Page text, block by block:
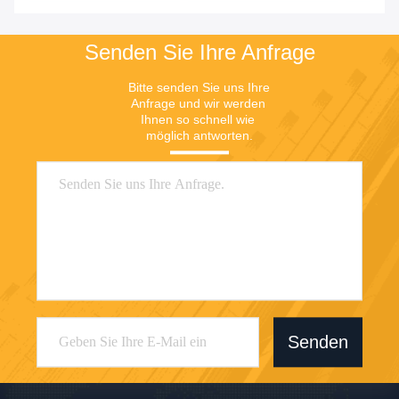
Senden Sie Ihre Anfrage
Bitte senden Sie uns Ihre
Anfrage und wir werden
Ihnen so schnell wie
möglich antworten.
Senden